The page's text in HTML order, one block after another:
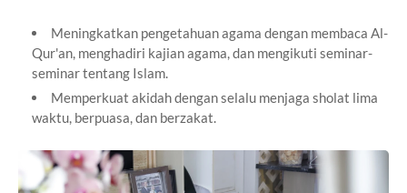
Meningkatkan pengetahuan agama dengan membaca Al-
Qur'an, menghadiri kajian agama, dan mengikuti seminar-
seminar tentang Islam.
Memperkuat akidah dengan selalu menjaga sholat lima
waktu, berpuasa, dan berzakat.